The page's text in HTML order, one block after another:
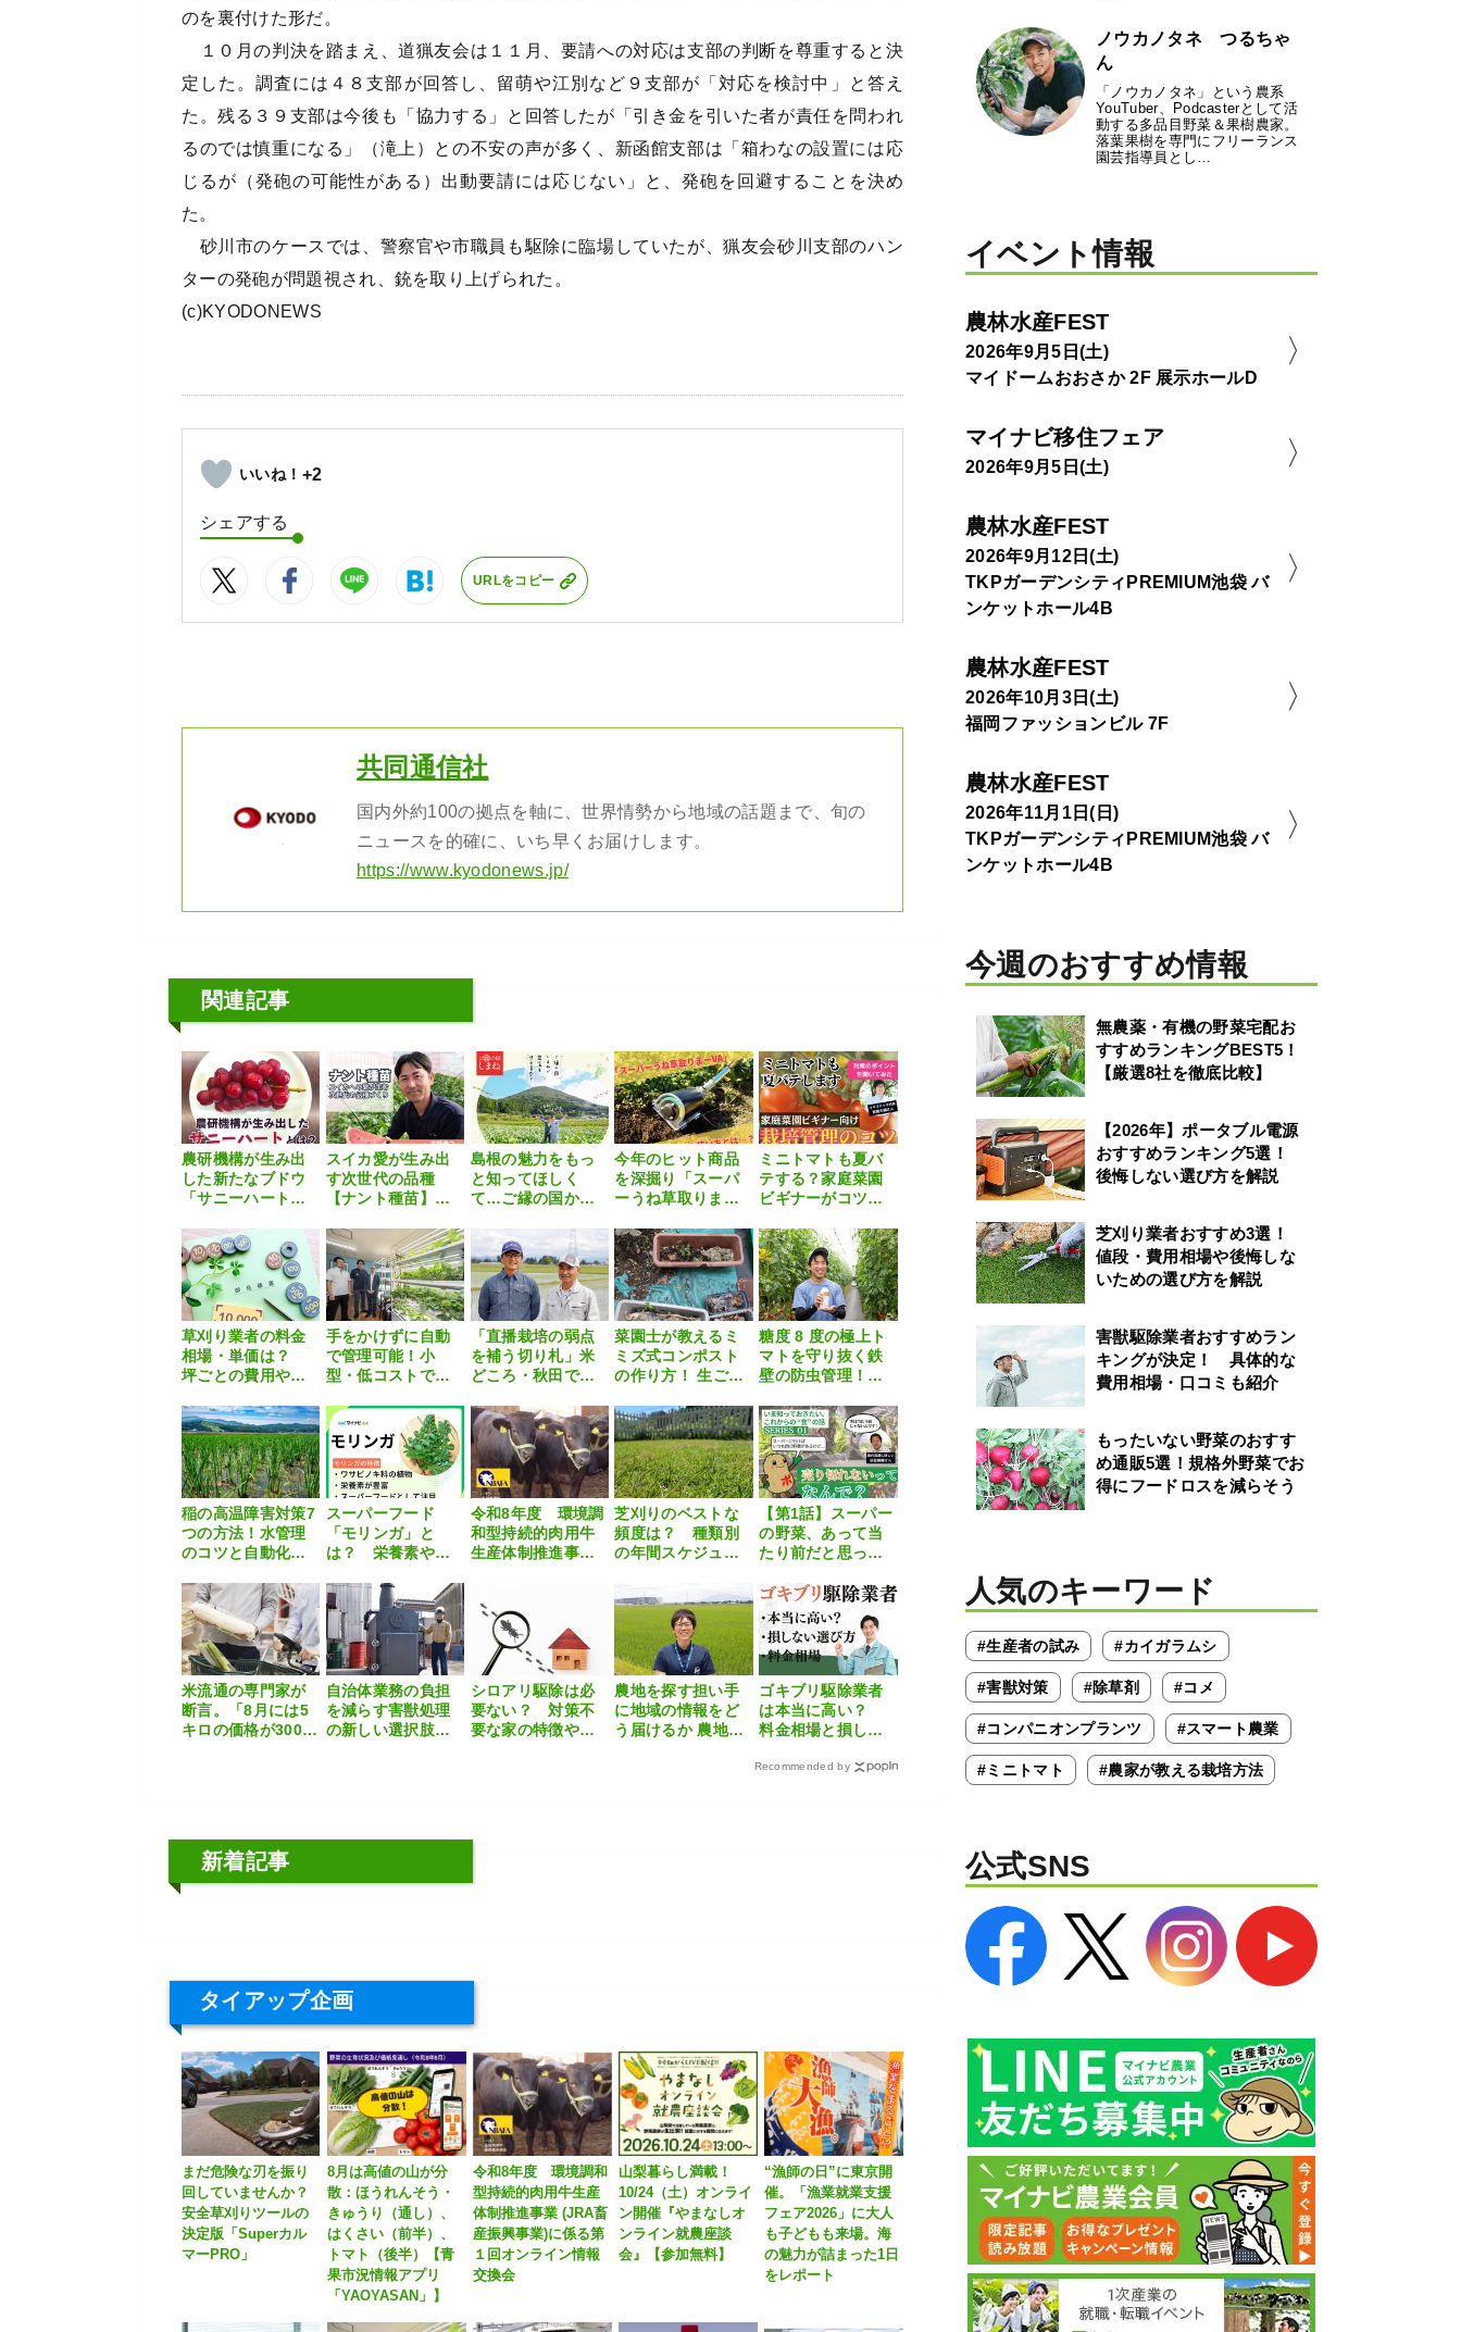
のを裏付けた形だ。
１０月の判決を踏まえ、道猟友会は１１月、要請への対応は支部の判断を尊重すると決
定した。調査には４８支部が回答し、留萌や江別など９支部が「対応を検討中」と答え
た。残る３９支部は今後も「協力する」と回答したが「引き金を引いた者が責任を問われ
るのでは慎重になる」（滝上）との不安の声が多く、新函館支部は「箱わなの設置には応
じるが（発砲の可能性がある）出動要請には応じない」と、発砲を回避することを決め
た。
砂川市のケースでは、警察官や市職員も駆除に臨場していたが、猟友会砂川支部のハン
ターの発砲が問題視され、銃を取り上げられた。
(c)KYODONEWS
+2
シェアする
URLをコピー
共同通信社
国内外約100の拠点を軸に、世界情勢から地域の話題まで、旬の
ニュースを的確に、いち早くお届けします。
https://www.kyodonews.jp/
関連記事
農研機構が生み出
した新たなブドウ
「サニーハート」
のか
スイカ愛が生み出
す次世代の品種
【ナント種苗】大
ーにインタビュー
【種苗メーカー探
訪記Vol.4】
島根の魅力をもっ
と知ってほしく
て…ご縁の国か
「移住就農促進プ
ログラム」はじめ
ます！！
今年のヒット商品
を深掘り「スーパ
ーうね草取りまー
ミニトマトも夏バ
テする？家庭菜園
ビギナーがコツを
草刈り業者の料金
相場・単価は？
坪ごとの費用や安
底解説
手をかけずに自動
で管理可能！小
型・低コストで始
「直播栽培の弱点
を補う切り札」米
どころ・秋田で広
によるイネミズゾ
ウムシ対策
菜園士が教えるミ
ミズ式コンポスト
の作り方！ 生ごみ
けるマル秘テクニ
ックを伝授
糖度 8 度の極上ト
マトを守り抜く鉄
壁の防虫管理！理
切り札「ダブルシ
ューターSE」
稲の高温障害対策7
つの方法！水管理
のコツと自動化の
スーパーフード
「モリンガ」と
は？ 栄養素や活
方法などを解説
令和8年度 環境調
和型持続的肉用牛
生産体制推進事業
ライン情報交換会
芝刈りのベストな
頻度は？ 種類別
の年間スケジュー
を解説
【第1話】スーパー
の野菜、あって当
たり前だと思って
い仕組みがあった
【いま知っておき
たい、これから
の”食”の話】
米流通の専門家が
断言。「8月には5
キロの価格が3000
自治体業務の負担
を減らす害獣処理
の新しい選択肢
シロアリ駆除は必
要ない？ 対策不
要な家の特徴や自
農地を探す担い手
に地域の情報をど
う届けるか 農地マ
ゴキブリ駆除業者
は本当に高い？
料金相場と損しな
説！
Recommended by
新着記事
タイアップ企画
まだ危険な刃を振り
回していませんか？
安全草刈りツールの
決定版「Superカル
マーPRO」
8月は高値の山が分
散：ほうれんそう・
きゅうり（通し）、
はくさい（前半）、
トマト（後半）【青
果市況情報アプリ
「YAOYASAN」】
令和8年度 環境調和
型持続的肉用牛生産
体制推進事業 (JRA畜
産振興事業)に係る第
１回オンライン情報
交換会
山梨暮らし満載！
10/24（土）オンライ
ン開催『やまなしオ
ンライン就農座談
会』【参加無料】
“漁師の日”に東京開
催。「漁業就業支援
フェア2026」に大人
も子どもも来場。海
の魅力が詰まった1日
をレポート
ノウカノタネ つるちゃ
ん
「ノウカノタネ」という農系
YouTuber、Podcasterとして活
動する多品目野菜＆果樹農家。
落葉果樹を専門にフリーランス
園芸指導員とし…
イベント情報
農林水産FEST
2026年9月5日(土)
マイドームおおさか 2F 展示ホールD
マイナビ移住フェア
2026年9月5日(土)
農林水産FEST
2026年9月12日(土)
TKPガーデンシティPREMIUM池袋 バ
ンケットホール4B
農林水産FEST
2026年10月3日(土)
福岡ファッションビル 7F
農林水産FEST
2026年11月1日(日)
TKPガーデンシティPREMIUM池袋 バ
ンケットホール4B
今週のおすすめ情報
無農薬・有機の野菜宅配お
すすめランキングBEST5！
【厳選8社を徹底比較】
【2026年】ポータブル電源
おすすめランキング5選！
後悔しない選び方を解説
芝刈り業者おすすめ3選！
値段・費用相場や後悔しな
いための選び方を解説
害獣駆除業者おすすめラン
キングが決定！ 具体的な
費用相場・口コミも紹介
もったいない野菜のおすす
め通販5選！規格外野菜でお
得にフードロスを減らそう
人気のキーワード
#生産者の試み #カイガラムシ
#害獣対策 #除草剤 #コメ
#コンパニオンプランツ #スマート農業
#ミニトマト #農家が教える栽培方法
公式SNS